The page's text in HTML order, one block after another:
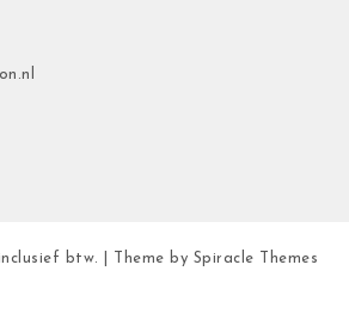
btw. | Theme by Spiracle Themes